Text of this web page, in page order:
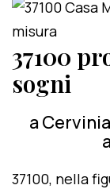
37100
sogni
a
37100, nella